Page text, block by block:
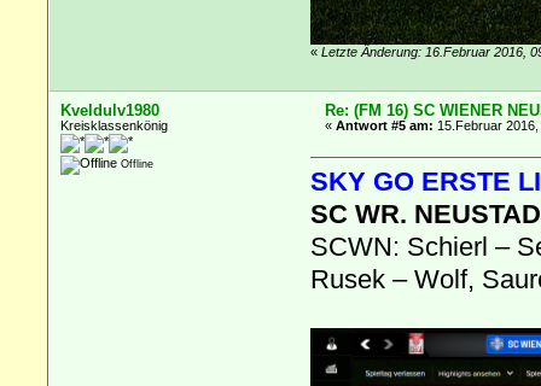
« Letzte Änderung: 16.Februar 2016,
Kveldulv1980
Kreisklassenkönig
Offline
Re: (FM 16) SC WIENER
«Antwort #5 am: 15.Februar
SKY GO ERSTE
SC WR.
SCWN: Schierl –
Rusek – Wolf,